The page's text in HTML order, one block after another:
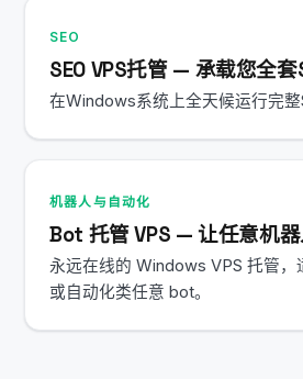
SEO
SEO VPS托管 — 承载您全套
在Windows系统上全天候运行完整
机器人与自动化
Bot 托管 VPS — 让任意机
永远在线的 Windows VPS 托管，
或自动化类任意 bot。